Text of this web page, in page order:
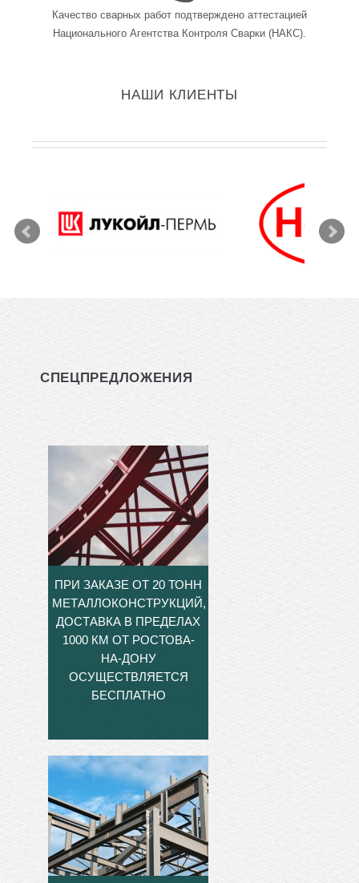
Качество сварных работ подтверждено аттестацией
Национального Агентства Контроля Сварки (НАКС).
НАШИ КЛИЕНТЫ
СПЕЦПРЕДЛОЖЕНИЯ
ПРИ ЗАКАЗЕ ОТ 20 ТОНН
МЕТАЛЛОКОНСТРУКЦИЙ,
ДОСТАВКА В ПРЕДЕЛАХ
1000 КМ ОТ РОСТОВА-
НА-ДОНУ
ОСУЩЕСТВЛЯЕТСЯ
БЕСПЛАТНО